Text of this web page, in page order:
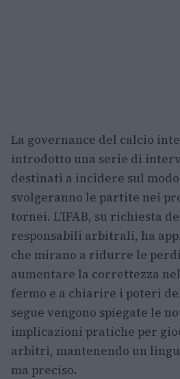
La governance del calcio
introdotto una serie di
destinati a incidere sul
svolgeranno le partite nei
tornei. L’IFAB, su richiesta
responsabili arbitrali, ha
che mirano a ridurre le
aumentare la correttezza
fermo e a chiarire i poteri
segue vengono spiegate le
implicazioni pratiche per
arbitri, mantenendo un
ma preciso.